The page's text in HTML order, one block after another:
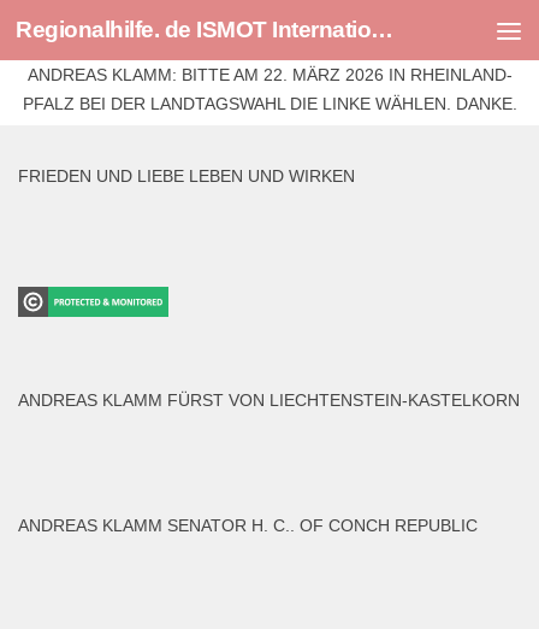
Skip to content Regionalhilfe. de ISMOT International Social And Medical Outreach Team
ANDREAS KLAMM: BITTE AM 22. MÄRZ 2026 IN RHEINLAND-
PFALZ BEI DER LANDTAGSWAHL DIE LINKE WÄHLEN. DANKE.
FRIEDEN UND LIEBE LEBEN UND WIRKEN
ANDREAS KLAMM FÜRST VON LIECHTENSTEIN-KASTELKORN
ANDREAS KLAMM SENATOR H. C.. OF CONCH REPUBLIC